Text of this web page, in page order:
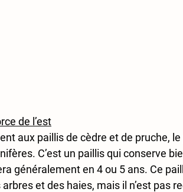
de l’est
aux paillis de cèdre et de pruche, le
C’est un paillis qui conserve
généralement en 4 ou 5 ans. Ce
arbres et des haies, mais il n’est pas